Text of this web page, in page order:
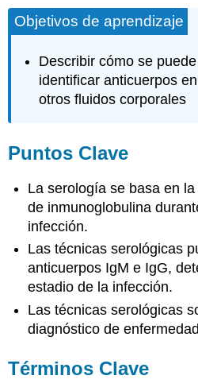
Objetivos de aprendizaje
Describir cómo se
identificar anticuerpos
otros fluidos corporales
Puntos Clave
La serología se basa en
de inmunoglobulina
infección.
Las técnicas serológicas
anticuerpos IgM e IgG,
estadio de la infección.
Las técnicas serológicas
diagnóstico de
Términos Clave